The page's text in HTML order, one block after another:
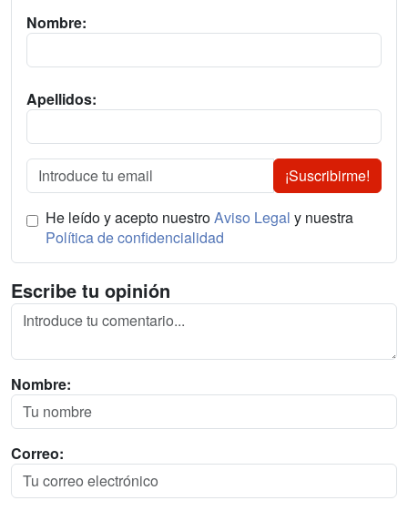
Nombre:
Apellidos:
¡Suscribirme!
He leído y acepto nuestroAviso Legal y nuestra
Política de confidencialidad
Escribe tu opinión
Nombre:
Correo: